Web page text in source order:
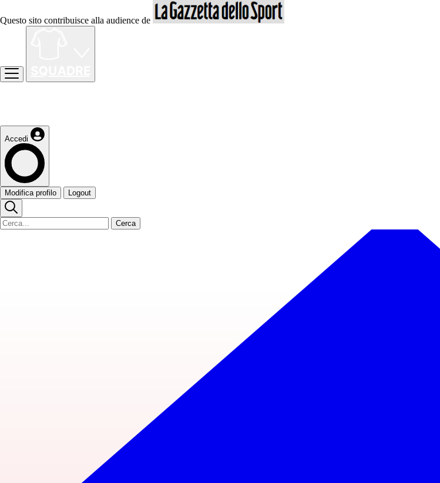
Questo sito contribuisce alla audience de
Accedi
Modifica profilo Logout
Cerca